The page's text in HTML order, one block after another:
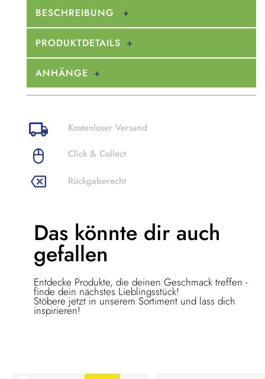
BESCHREIBUNG
PRODUKTDETAILS
ANHÄNGE
Kostenloser Versand
Click & Collect
Rückgaberecht
Das könnte dir auch
gefallen
Entdecke Produkte, die deinen Geschmack treffen -
finde dein nächstes Lieblingsstück!
Stöbere jetzt in unserem Sortiment und lass dich
inspirieren!